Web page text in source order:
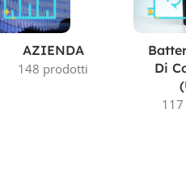
AZIENDA
148 prodotti
Di